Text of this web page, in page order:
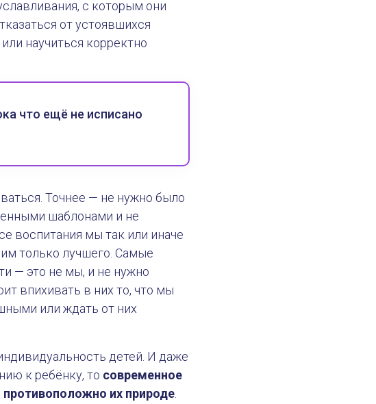
с которым они
от устоявшихся
научиться корректно
что ещё не исписано
Точнее — не нужно было
шаблонами и не
воспитания мы так или иначе
только лучшего. Самые
— это не мы, и не нужно
впихивать в них то, что мы
или ждать от них
детей. И даже
к ребёнку, то современное
их природе